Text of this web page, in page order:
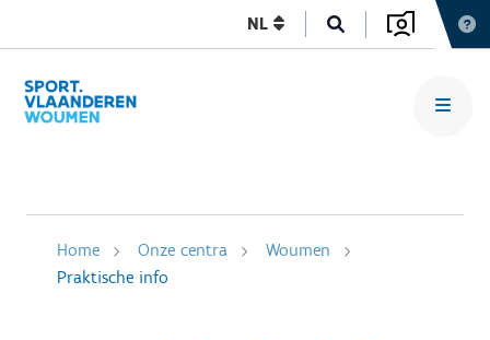
NL
Home Onze centra
Woumen
Praktische info